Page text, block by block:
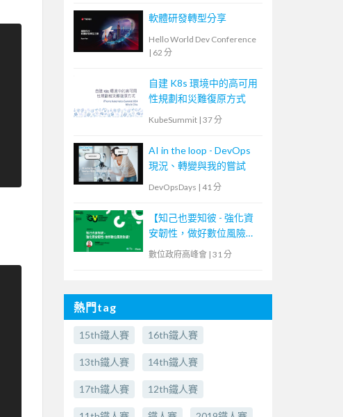
軟體研發轉型分享
Hello World Dev Conference
| 62 分
自建 K8s 環境中的高可用
性規劃和災難復原方式
KubeSummit | 37 分
AI in the loop - DevOps
現況、轉變與我的嘗試
DevOpsDays | 41 分
【知己也要知彼 - 強化資
安韌性，做好數位風險防
護！】
數位政府高峰會 | 31 分
熱門tag
15th鐵人賽 16th鐵人賽
13th鐵人賽 14th鐵人賽
17th鐵人賽 12th鐵人賽